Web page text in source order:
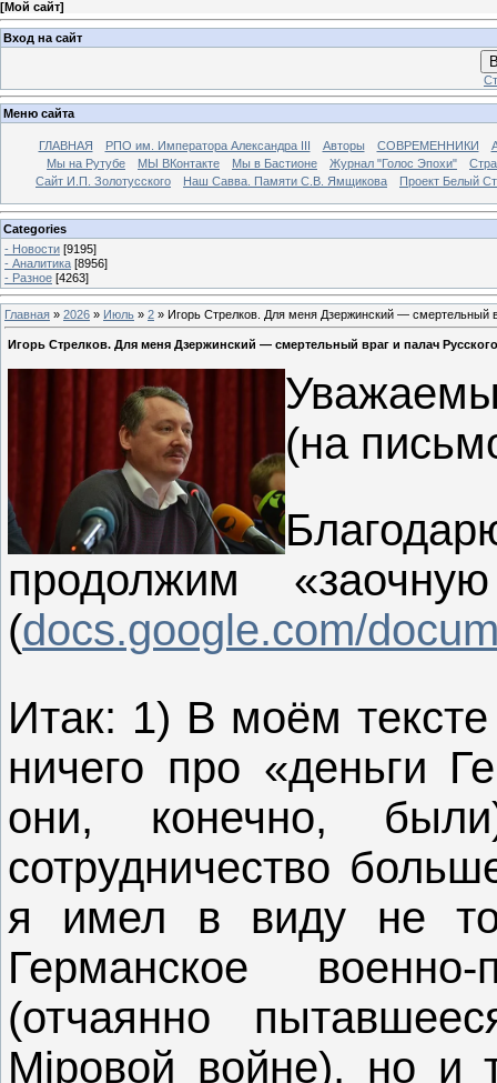
[Мой сайт]
Вход на сайт
Меню сайта
ГЛАВНАЯ РПО им. Императора Александра III Авторы СОВРЕМЕННИКИ
Мы на Рутубе
МЫ ВКонтакте Мы в Бастионе Журнал "Голос Эпохи"
Сайт И.П. Золотусского
Наш Савва. Памяти С.В. Ямщикова Проект Белый
Categories
- Новости [9195]
- Аналитика [8956]
- Разное [4263]
Главная » 2026 » Июль » 2 » Игорь Стрелков. Для меня Дзержинский — смертельный
Игорь Стрелков. Для меня Дзержинский — смертельный враг и палач
(на
продолжим
(docs.google.com/
Итак: 1) В моём
ничего про «деньги
они, конечно,
сотрудничество
я имел в виду не
Германское военно-
(отчаянно
Мiровой войне), но и